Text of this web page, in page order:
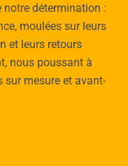
notre détermination :
moulées sur leurs
et leurs retours
nous poussant à
sur mesure et avant-